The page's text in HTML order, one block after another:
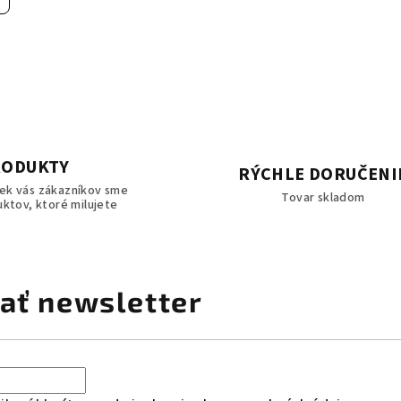
vás zákazníkov sme
ktoré milujete
RÝCHLE
Tovar skladom
newsletter